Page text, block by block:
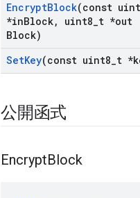
EncryptBlock(const
*inBlock, uint8 t *out
Block)
SetKey(const uint8 t
公開函式
EncryptBlock